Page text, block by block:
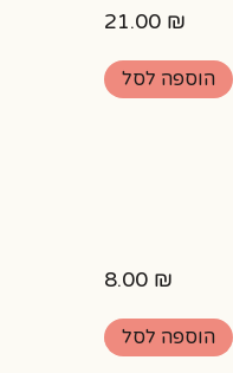
21.00 ₪
הוספה לסל
8.00 ₪
הוספה לסל